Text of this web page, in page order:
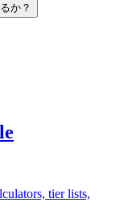
か？
tier lists,